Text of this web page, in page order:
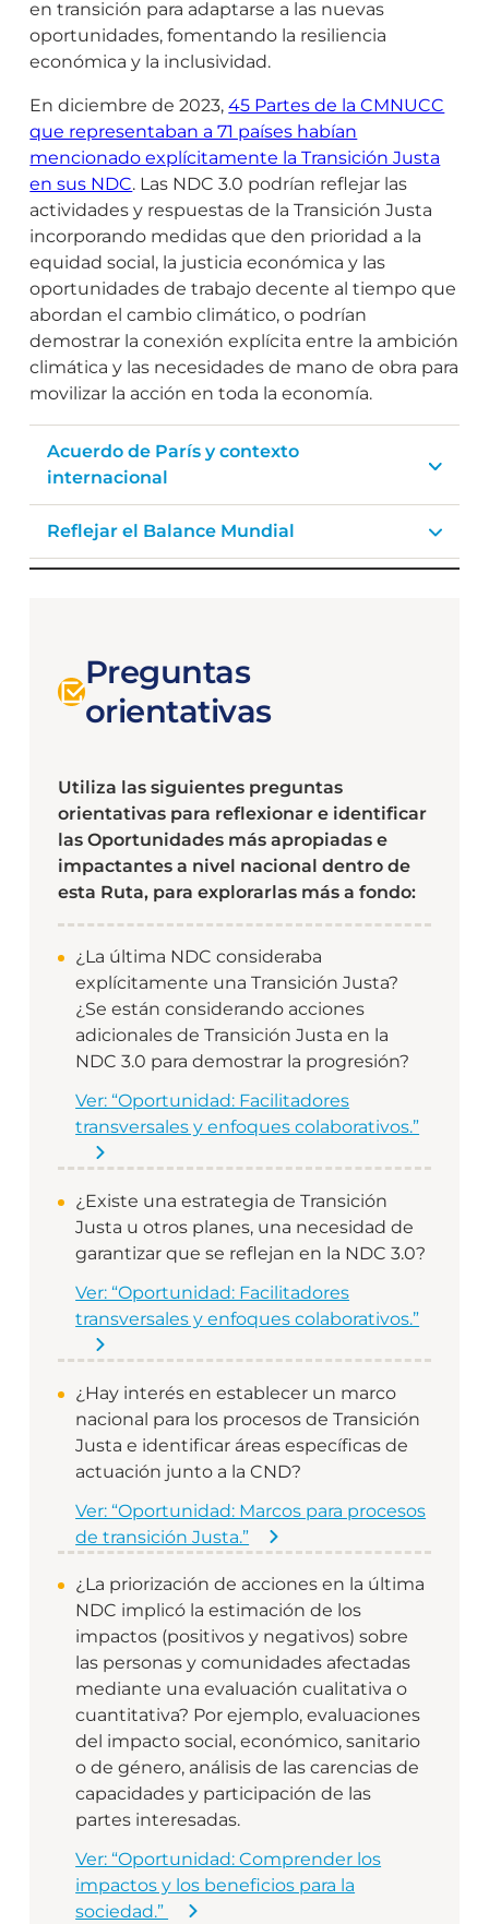
en transición para adaptarse a las nuevas
oportunidades, fomentando la resiliencia
económica y la inclusividad.
En diciembre de 2023,45 Partes de la CMNUCC
que representaban a 71 países habían
mencionado explícitamente la Transición Justa
en sus NDC. Las NDC 3.0 podrían reflejar las
actividades y respuestas de la Transición Justa
incorporando medidas que den prioridad a la
equidad social, la justicia económica y las
oportunidades de trabajo decente al tiempo que
abordan el cambio climático, o podrían
demostrar la conexión explícita entre la ambición
climática y las necesidades de mano de obra para
movilizar la acción en toda la economía.
Acuerdo de París y contexto
internacional
Reflejar el Balance Mundial
Preguntas
orientativas
Utiliza las siguientes preguntas
orientativas para reflexionar e identificar
las Oportunidades más apropiadas e
impactantes a nivel nacional dentro de
esta Ruta, para explorarlas más a fondo:
¿La última NDC consideraba
explícitamente una Transición Justa?
¿Se están considerando acciones
adicionales de Transición Justa en la
NDC 3.0 para demostrar la progresión?
Ver: “Oportunidad: Facilitadores
transversales y enfoques colaborativos.”
¿Existe una estrategia de Transición
Justa u otros planes, una necesidad de
garantizar que se reflejan en la NDC 3.0?
Ver: “Oportunidad: Facilitadores
transversales y enfoques colaborativos.”
¿Hay interés en establecer un marco
nacional para los procesos de Transición
Justa e identificar áreas específicas de
actuación junto a la CND?
Ver: “Oportunidad: Marcos para procesos
de transición Justa.”
¿La priorización de acciones en la última
NDC implicó la estimación de los
impactos (positivos y negativos) sobre
las personas y comunidades afectadas
mediante una evaluación cualitativa o
cuantitativa? Por ejemplo, evaluaciones
del impacto social, económico, sanitario
o de género, análisis de las carencias de
capacidades y participación de las
partes interesadas.
Ver: “Oportunidad: Comprender los
impactos y los beneficios para la
sociedad.”